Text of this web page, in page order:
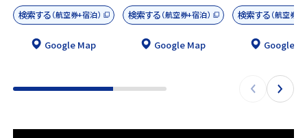
検索する（航空券+宿泊）
Google Map
検索する（航空券+宿泊）
Google Map
検索する（航空券+
Google